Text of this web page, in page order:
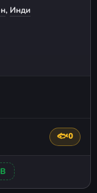
, Инди
🐟0